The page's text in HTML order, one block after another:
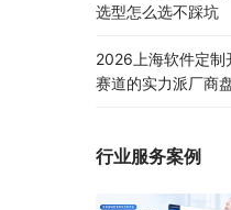
选型怎么选不踩坑
2026上海软件定制
赛道的实力派厂商
行业服务案例